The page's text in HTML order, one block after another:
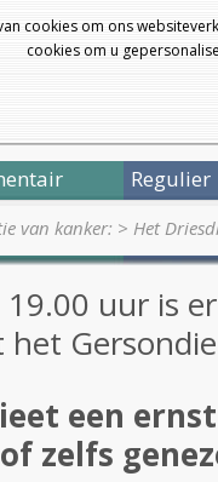
cookies om ons
cookies om u
Regulier
van kanker: > Het
19.00 uur is
een
zelfs